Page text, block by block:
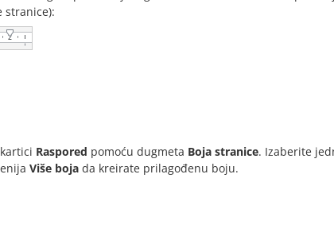
stranice):
Raspored pomoću dugmeta Boja stranice. Izaberite
Više boja da kreirate prilagođenu boju.